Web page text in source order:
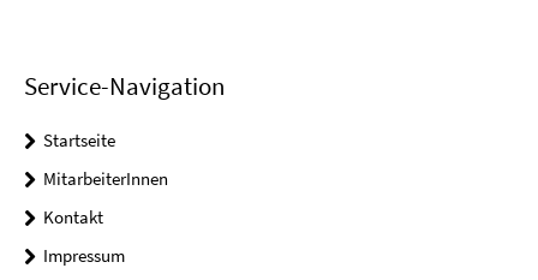
Service-Navigation
Startseite
MitarbeiterInnen
Kontakt
Impressum